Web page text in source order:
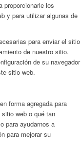
proporcionarle los
y para utilizar algunas de
para enviar el sitio
de nuestro sitio.
de su navegador
sitio web.
forma agregada para
web o qué tan
para ayudarnos a
para mejorar su